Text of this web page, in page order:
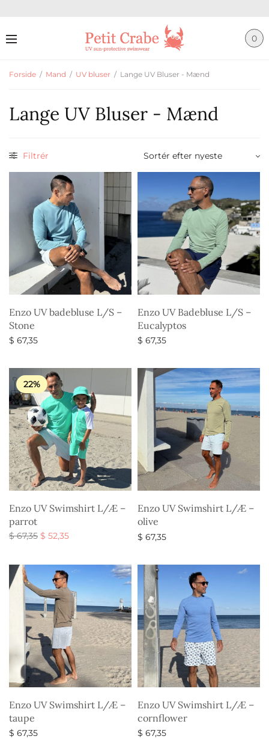
0
Forside / Mand / UV bluser / Lange UV Bluser - Mænd
Lange UV Bluser - Mænd
Filtrér
Enzo UV badebluse L/S –
Stone
$ 67,35
Enzo UV Badebluse L/S –
Eucalyptos
$ 67,35
22%
Enzo UV Swimshirt L/Æ –
parrot
$67,35 Den
$ 67,35.
$ 52,35Den
Enzo UV Swimshirt L/Æ –
olive
$ 67,35
Enzo UV Swimshirt L/Æ –
taupe
$ 67,35
Enzo UV Swimshirt L/Æ –
cornflower
$ 67,35